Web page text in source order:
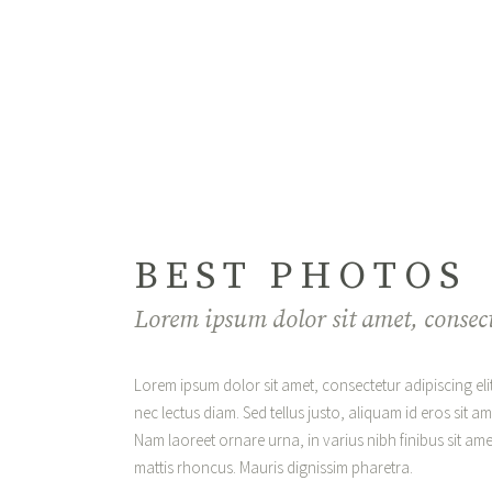
BEST PHOTOS
Lorem ipsum dolor sit amet,
Lorem ipsum dolor sit amet, consectetur adipiscing
nec lectus diam. Sed tellus justo, aliquam id eros sit
Nam laoreet ornare urna, in varius nibh finibus sit
mattis rhoncus. Mauris dignissim pharetra.